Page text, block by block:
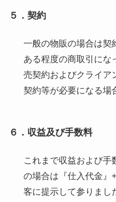
５．契約
一般の物販の場合は契
ある程度の商取引にな
売契約およびクライア
契約等が必要になる場
６．収益及び手数料
これまで収益および手
の場合は『仕入代金』
客に提示して参りまし